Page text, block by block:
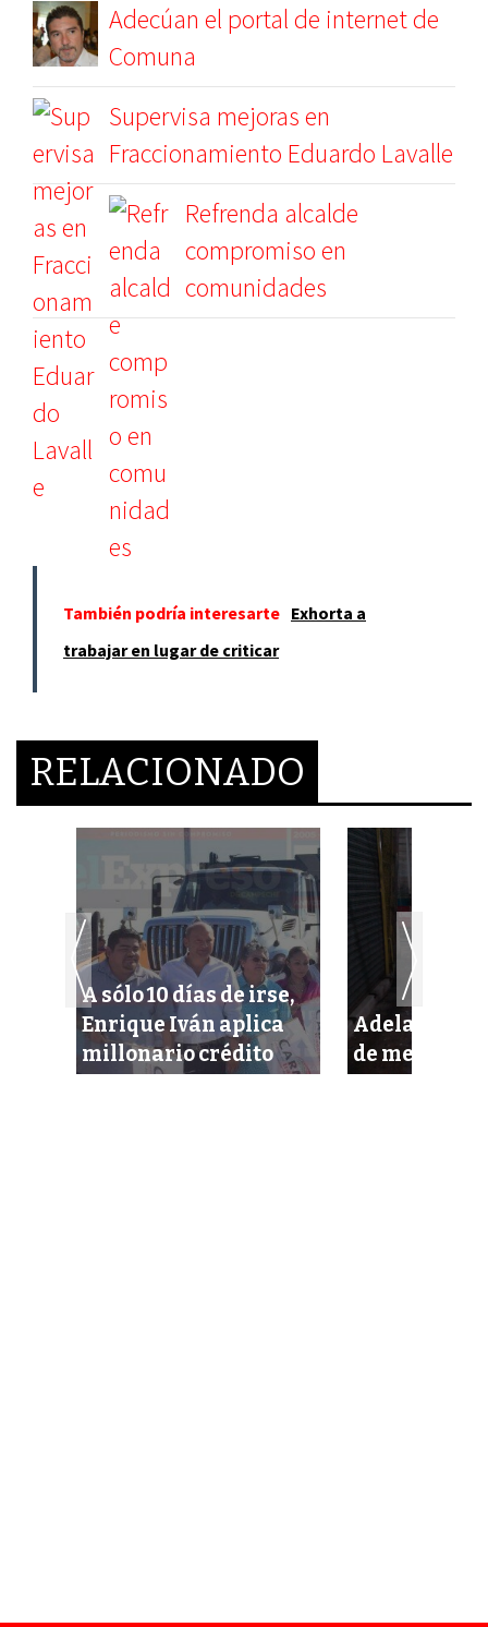
Adecúan el portal de internet de
Comuna
Supervisa mejoras en
Fraccionamiento Eduardo Lavalle
Refrenda alcalde
compromiso en
comunidades
También podría interesarte Exhorta a
trabajar en lugar de criticar
RELACIONADO
A sólo 10 días de irse,
Enrique Iván aplica
millonario crédito
Adelanta
de mercado